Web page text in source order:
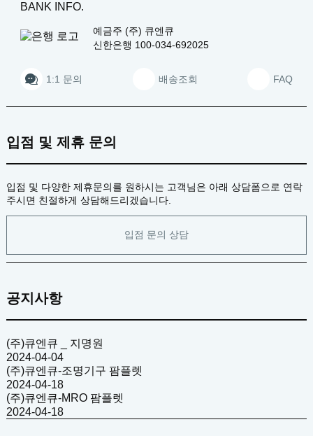
BANK INFO.
예금주 (주) 큐엔큐
신한은행 100-034-692025
1:1 문의 배송조회 FAQ
입점 및 제휴 문의
입점 및 다양한 제휴문의를 원하시는 고객님은 아래 상담폼으로 연락
주시면 친절하게 상담해드리겠습니다.
입점 문의 상담
공지사항
(주)큐엔큐 _ 지명원
2024-04-04
(주)큐엔큐-조명기구 팜플렛
2024-04-18
(주)큐엔큐-MRO 팜플렛
2024-04-18